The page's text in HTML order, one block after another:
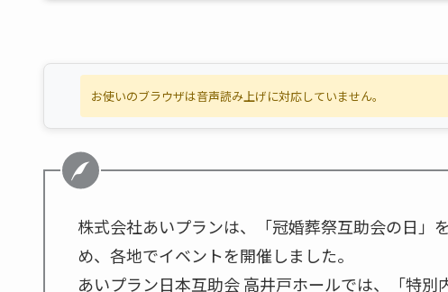
お使いのブラウザは音声読み上げに対応していません。
株式会社あいプランは、「冠婚葬祭互助会の日」
め、各地でイベントを開催しました。
あいプラン日本互助会 高井戸ホールでは、「特